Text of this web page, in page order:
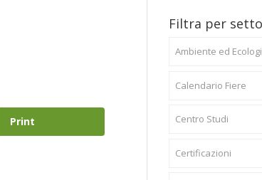
Print
Filtra per
Ambiente ed
Calendario Fiere
Centro Studi
Certificazioni